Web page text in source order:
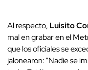
Al respecto, Luisito
mal en grabar en el
que los oficiales se
jalonearon: "Nadie se